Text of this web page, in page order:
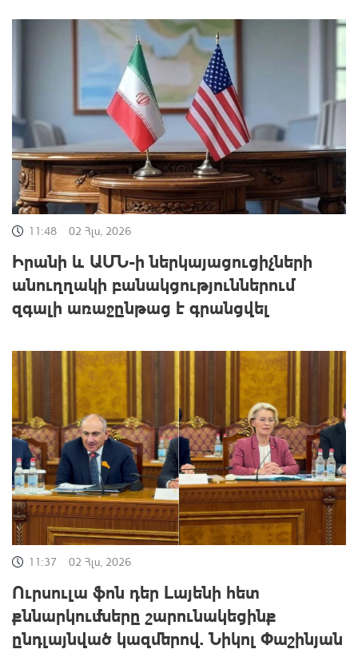
11:48 02 Հլս, 2026
Իրանի և ԱՄՆ-ի ներկայացուցիչների
անուղղակի բանակցություններում
զգալի առաջընթաց է գրանցվել
11:37 02 Հլս, 2026
Ուրսուլա ֆոն դեր Լայենի հետ
քննարկումները շարունակեցինք
ընդլայնված կազմերով. Նիկոլ Փաշինյան